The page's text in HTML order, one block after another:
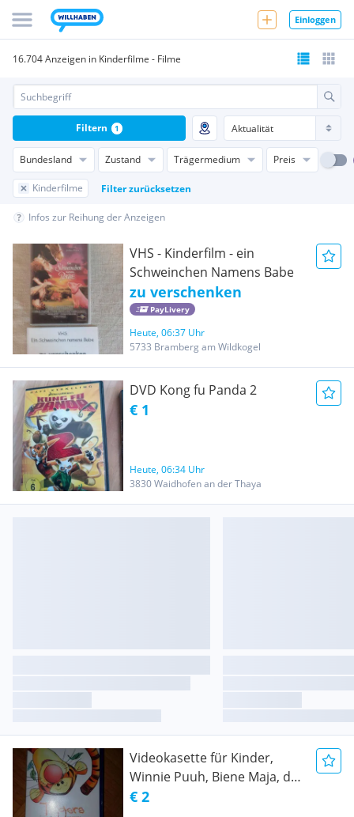
Einloggen
16.704 Anzeigen in Kinderfilme - Filme
Bundesland Zustand Trägermedium Preis
Kinderfilme Filter zurücksetzen
Filtern 1
Infos zur Reihung der Anzeigen
VHS - Kinderfilm - ein
Schweinchen Namens Babe
zu verschenken
PayLivery
Heute, 06:37 Uhr
5733 Bramberg am Wildkogel
DVD Kong fu Panda 2
€ 1
Heute, 06:34 Uhr
3830 Waidhofen an der Thaya
Videokasette für Kinder,
Winnie Puuh, Biene Maja, das
Dschungelbuch
€ 2